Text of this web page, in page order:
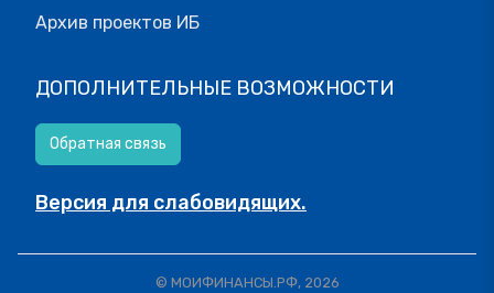
Архив проектов ИБ
ДОПОЛНИТЕЛЬНЫЕ ВОЗМОЖНОСТИ
Обратная связь
Версия для слабовидящих.
© МОИФИНАНСЫ.РФ, 2026